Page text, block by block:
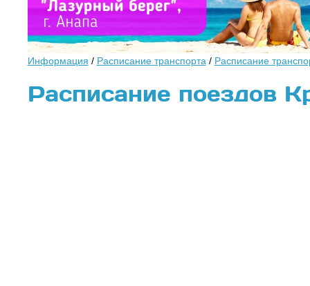
Информация / Расписание транспорта / Расписание
Расписание поездов